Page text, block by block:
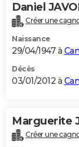
Daniel
Créer une
Naissance
29/04/1947 à
Décès
03/01/2012 à
Marguerite
Créer une